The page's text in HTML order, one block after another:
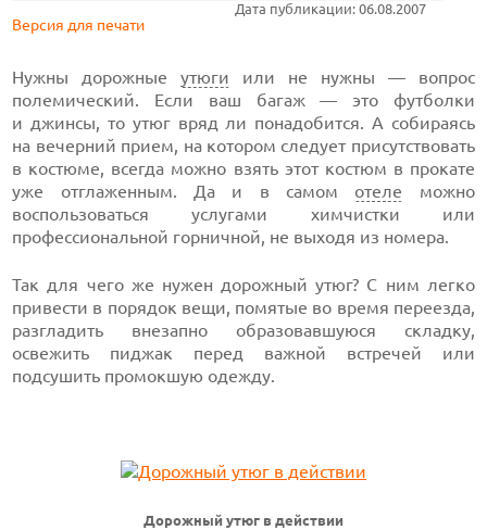
Дата публикации: 06.08.2007
Версия для печати
Нужны дорожныеутюги или не нужны — вопрос
полемический. Если ваш багаж — это футболки
и джинсы, то утюг вряд ли понадобится. А собираясь
на вечерний прием, на котором следует присутствовать
в костюме, всегда можно взять этот костюм в прокате
уже отглаженным. Да и в самом отеле можно
воспользоваться услугами химчистки или
профессиональной горничной, не выходя из номера.
Так для чего же нужен дорожный утюг? С ним легко
привести в порядок вещи, помятые во время переезда,
разгладить внезапно образовавшуюся складку,
освежить пиджак перед важной встречей или
подсушить промокшую одежду.
Дорожный утюг в действии